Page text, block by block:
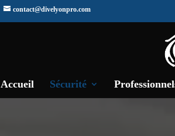
contact@divelyonpro.com
Accueil Sécurité